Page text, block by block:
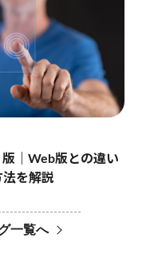
｜Web版との違い
を解説
一覧へ